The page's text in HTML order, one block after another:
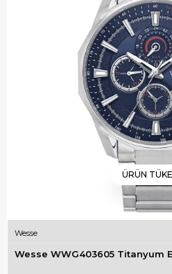
ÜRÜN
Wesse
Wesse WWG403605 Titanyum